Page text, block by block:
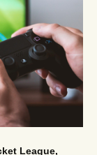
League,